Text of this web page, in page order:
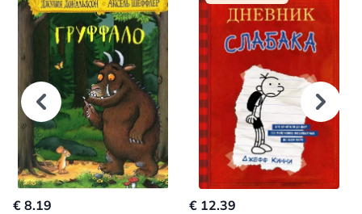
€ 8.19 € 12.39